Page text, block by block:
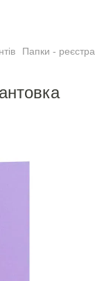
Папки -